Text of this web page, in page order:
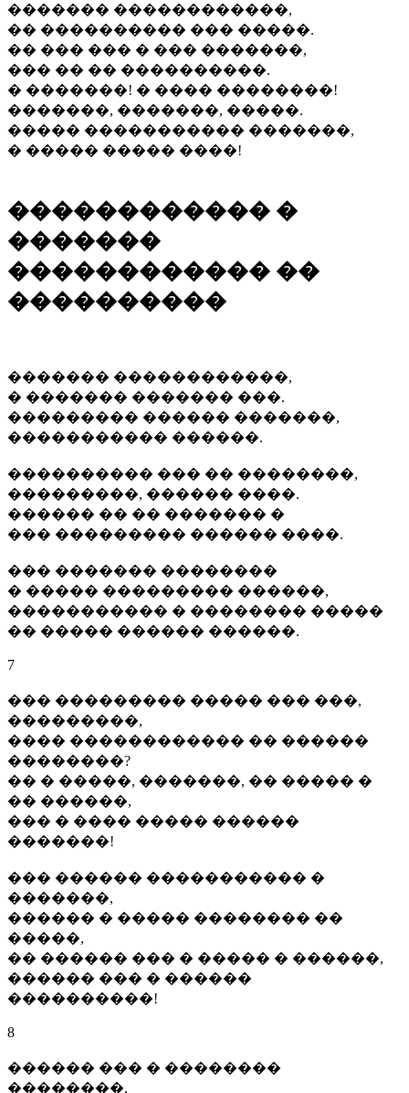
������� ������������,
�� ���������� ��� �����.
�� ��� ��� � ��� �������,
��� �� �� ����������.
� �������! � ���� ��������!
�������, �������, �����.
����� ����������� �������,
� ����� ����� ����!
������������ �
�������
������������ ��
����������
������� ������������,
� ������� ������� ���.
��������� ������ �������,
����������� ������.
���������� ��� �� ��������,
���������, ������ ����.
������ �� �� ������� �
��� ��������� ������ ����.
��� ������� ��������
� ����� ��������� ������,
����������� � �������� �����
�� ����� ������ ������.
7
��� ��������� ����� ��� ���,
���������,
���� ������������ �� ������
��������?
�� � �����, �������, �� ����� �
�� ������,
��� � ���� ����� ������
�������!
��� ������ ����������� �
�������,
������ � ����� �������� ��
�����,
�� ������ ��� � ����� � ������,
������ ��� � ������
����������!
8
������ ��� � ��������
��������,